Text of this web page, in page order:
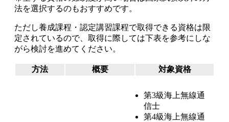
法を選択するのもおすすめです。
ただし養成課程・認定講習課程で取得できる資格は限
定されているので、取得に際しては下表を参考にしな
がら検討を進めてください。
方法 概要 対象資格
第3級海上無線通
信士
第4級海上無線通